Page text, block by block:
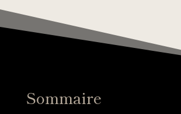
Sommaire